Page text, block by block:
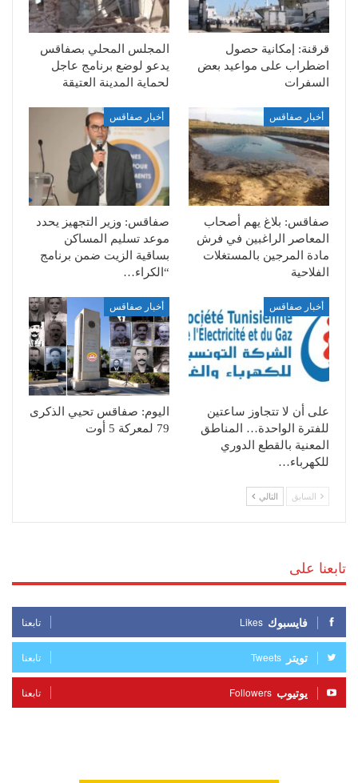
قرقنة: إمكانية حصول
اضطراب على مواعيد بعض
السفرات
المجلس المحلي بصفاقس
يدعو لوضع برنامج عاجل
لحماية المدينة العتيقة
أخبار صفاقس
صفاقس: بلاغ يهم أصحاب
المعاصر الراغبين في فرش
مادة المرجين بالمستغلات
الفلاحية
أخبار صفاقس
صفاقس: وزير التجهيز يحدد
موعد تسليم المساكن
بساقية الزيت ضمن برنامج
“الكراء…
أخبار صفاقس
على أن لا تتجاوز ساعتين
للفترة الواحدة… المناطق
المعنية بالقطع الدوري
للكهرباء…
أخبار صفاقس
اليوم: صفاقس تحيي الذكرى
79 لمعركة 5 أوت
السابق التالي
تابعنا على
فايسبوك Likes تابعنا
تويتر Tweets تابعنا
يوتيوب Followers تابعنا